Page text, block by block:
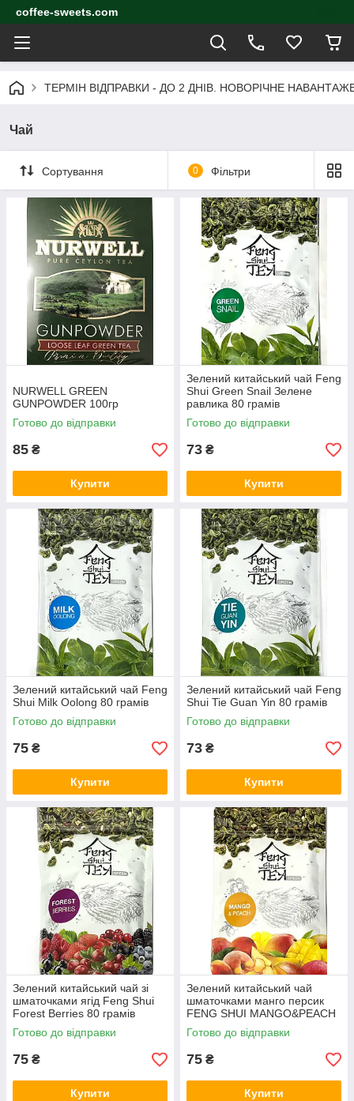
coffee-sweets.com
ТЕРМІН ВІДПРАВКИ - ДО 2 ДНІВ. НОВОРІЧНЕ
Чай
Сортування 0 Фільтри
NURWELL GREEN
GUNPOWDER 100гр
Готово до відправки
85 ₴
Купити
Зелений китайський чай Feng
Shui Green Snail Зелене
равлика 80 грамів
Готово до відправки
73 ₴
Купити
Зелений китайський чай Feng
Shui Milk Oolong 80 грамів
Готово до відправки
75 ₴
Купити
Зелений китайський чай Feng
Shui Tie Guan Yin 80 грамів
Готово до відправки
73 ₴
Купити
Зелений китайський чай зі
шматочками ягід Feng Shui
Forest Berries 80 грамів
Готово до відправки
75 ₴
Купити
Зелений китайський чай
шматочками манго персик
FENG SHUI MANGO&PEACH
80 г
Готово до відправки
75 ₴
Купити